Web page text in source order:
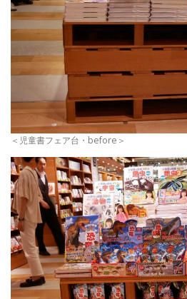
＜児童書フェア台・before＞